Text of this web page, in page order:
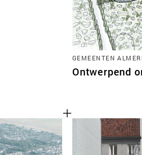
GEMEENTEN
Ontwerpend